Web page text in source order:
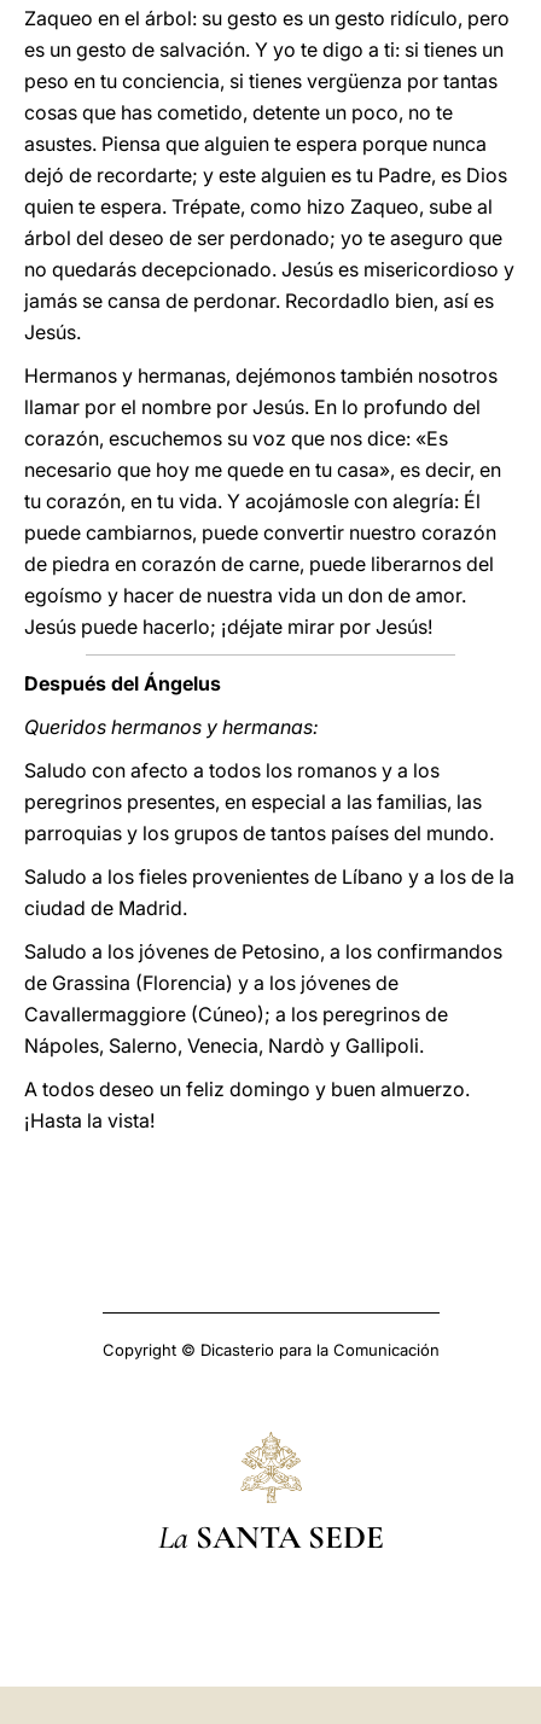
Zaqueo en el árbol: su gesto es un gesto ridículo, pero
es un gesto de salvación. Y yo te digo a ti: si tienes un
peso en tu conciencia, si tienes vergüenza por tantas
cosas que has cometido, detente un poco, no te
asustes. Piensa que alguien te espera porque nunca
dejó de recordarte; y este alguien es tu Padre, es Dios
quien te espera. Trépate, como hizo Zaqueo, sube al
árbol del deseo de ser perdonado; yo te aseguro que
no quedarás decepcionado. Jesús es misericordioso y
jamás se cansa de perdonar. Recordadlo bien, así es
Jesús.
Hermanos y hermanas, dejémonos también nosotros
llamar por el nombre por Jesús. En lo profundo del
corazón, escuchemos su voz que nos dice: «Es
necesario que hoy me quede en tu casa», es decir, en
tu corazón, en tu vida. Y acojámosle con alegría: Él
puede cambiarnos, puede convertir nuestro corazón
de piedra en corazón de carne, puede liberarnos del
egoísmo y hacer de nuestra vida un don de amor.
Jesús puede hacerlo; ¡déjate mirar por Jesús!
Después del Ángelus
Queridos hermanos y hermanas:
Saludo con afecto a todos los romanos y a los
peregrinos presentes, en especial a las familias, las
parroquias y los grupos de tantos países del mundo.
Saludo a los fieles provenientes de Líbano y a los de la
ciudad de Madrid.
Saludo a los jóvenes de Petosino, a los confirmandos
de Grassina (Florencia) y a los jóvenes de
Cavallermaggiore (Cúneo); a los peregrinos de
Nápoles, Salerno, Venecia, Nardò y Gallipoli.
A todos deseo un feliz domingo y buen almuerzo.
¡Hasta la vista!
Copyright © Dicasterio para la Comunicación
La SANTA SEDE